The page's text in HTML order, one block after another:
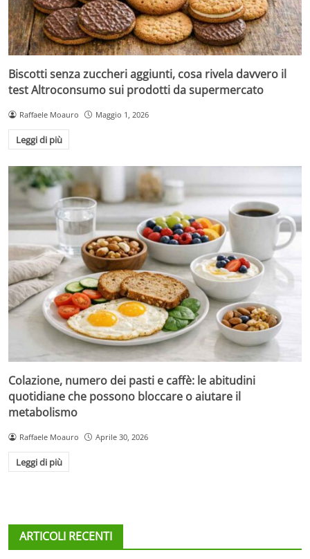
Biscotti senza zuccheri aggiunti, cosa rivela davvero il
test Altroconsumo sui prodotti da supermercato
Raffaele Moauro Maggio 1, 2026
Leggi di più
Colazione, numero dei pasti e caffè: le abitudini
quotidiane che possono bloccare o aiutare il
metabolismo
Raffaele Moauro Aprile 30, 2026
Leggi di più
ARTICOLI RECENTI